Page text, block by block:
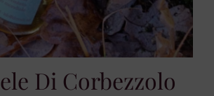
Di Corbezzolo